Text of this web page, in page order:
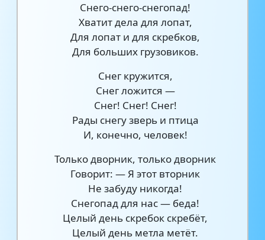
Снего-снего-снегопад!
Хватит дела для лопат,
Для лопат и для скребков,
Для больших грузовиков.
Снег кружится,
Снег ложится —
Снег! Снег! Снег!
Рады снегу зверь и птица
И, конечно, человек!
Только дворник, только дворник
Говорит: — Я этот вторник
Не забуду никогда!
Снегопад для нас — беда!
Целый день скребок скребёт,
Целый день метла метёт.